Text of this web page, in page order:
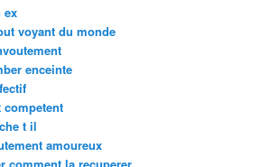
ex
voyant du monde
enceinte
competent
t il
amoureux